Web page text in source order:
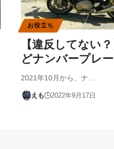
お役立ち
【違反してない
どナンバープレ
2021年10月から、ナ…
えも 2022年9月17日